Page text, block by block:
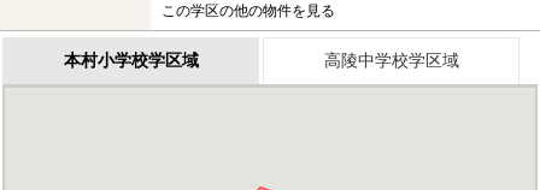
この学区の他の物件を見る
本村小学校学区域 高陵中学校学区域